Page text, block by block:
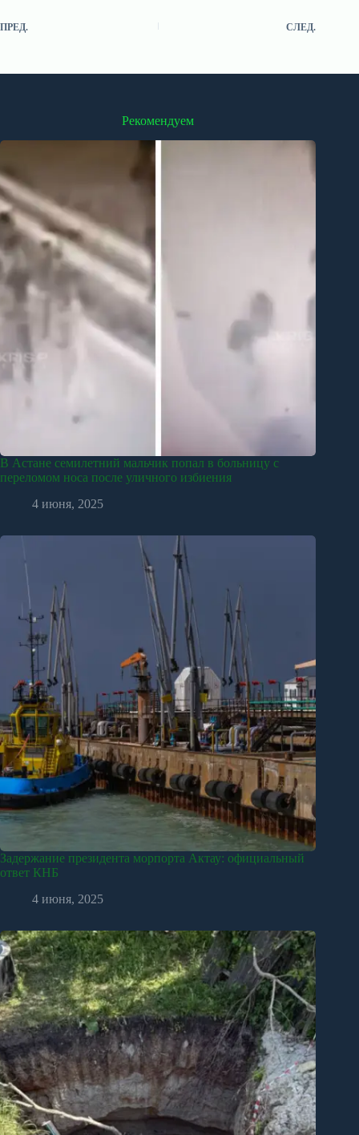
ПРЕД. СЛЕД.
Рекомендуем
В Астане семилетний мальчик попал в больницу с
переломом носа после уличного избиения
4 июня, 2025
Задержание президента морпорта Актау: официальный
ответ КНБ
4 июня, 2025